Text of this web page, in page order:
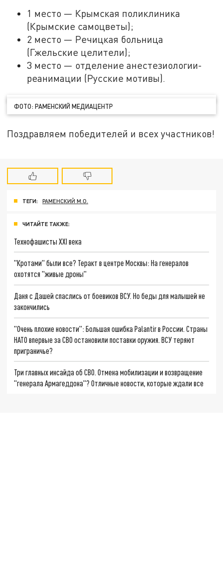
1 место — Крымская поликлиника
(Крымские самоцветы);
2 место — Речицкая больница
(Гжельские целители);
3 место — отделение анестезиологии-
реанимации (Русские мотивы).
ФОТО: РАМЕНСКИЙ МЕДИАЦЕНТР
Поздравляем победителей и всех участников!
ТЕГИ: РАМЕНСКИЙ М.О.
ЧИТАЙТЕ ТАКЖЕ:
Технофашисты XXI века
"Кротами" были все? Теракт в центре Москвы: На генералов
охотятся "живые дроны"
Даня с Дашей спаслись от боевиков ВСУ. Но беды для малышей не
закончились
"Очень плохие новости": Большая ошибка Palantir в России. Страны
НАТО впервые за СВО остановили поставки оружия. ВСУ теряют
приграничье?
Три главных инсайда об СВО. Отмена мобилизации и возвращение
"генерала Армагеддона"? Отличные новости, которые ждали все